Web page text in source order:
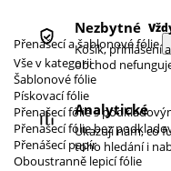
Přenášecí a šablonové fólie
Vše v kategorii
Šablonové fólie
Pískovací fólie
Přenašecí fólie s
Přenašecí fólie bez
Přenášecí papír
Oboustranně lepicí fólie
Nezbytné
Košík, přihlášení
obchod
Analytické
Ukazují nám, co
toho hledání i